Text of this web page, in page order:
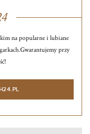
na popularne i lubiane
Gwarantujemy przy